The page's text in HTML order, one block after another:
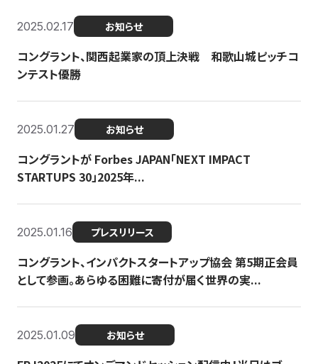
2025.02.17 お知らせ
コングラント、関西起業家の頂上決戦 和歌山城ピッチコ
ンテスト優勝
2025.01.27 お知らせ
コングラントが Forbes JAPAN「NEXT IMPACT
STARTUPS 30」2025年...
2025.01.16 プレスリリース
コングラント、インパクトスタートアップ協会 第5期正会員
として参画。あらゆる困難に寄付が届く世界の実...
2025.01.09 お知らせ